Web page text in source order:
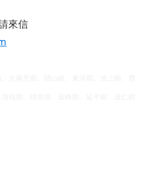
來信